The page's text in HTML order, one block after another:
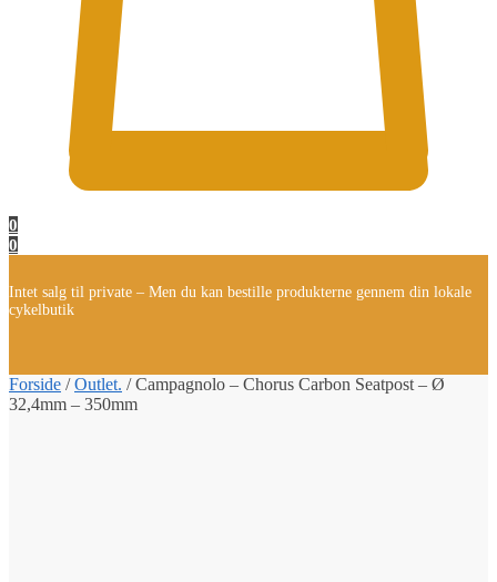
0
0
Intet salg til private – Men du kan bestille produkterne gennem din lokale
cykelbutik
Forside /Outlet. /Campagnolo – Chorus Carbon Seatpost – Ø
32,4mm – 350mm